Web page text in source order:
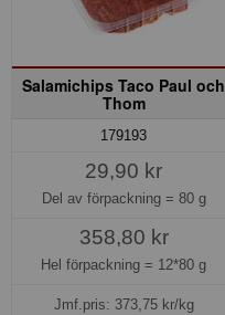
Salamichips Taco Paul och
Thom
179193
29,90 kr
Del av förpackning = 80 g
358,80 kr
Hel förpackning = 12*80 g
Jmf.pris: 373,75kr/kg